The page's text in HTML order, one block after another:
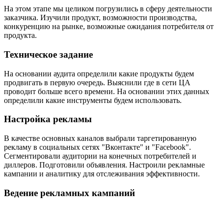
На этом этапе мы целиком погрузились в сферу деятельности
заказчика. Изучили продукт, возможности производства,
конкуренцию на рынке, возможные ожидания потребителя от
продукта.
Техническое задание
На основании аудита определили какие продукты будем
продвигать в первую очередь. Выяснили где в сети ЦА
проводит больше всего времени. На основании этих данных
определили какие инструменты будем использовать.
Настройка рекламы
В качестве основных каналов выбрали таргетированную
рекламу в социальных сетях "Вконтакте" и "Facebook".
Сегментировали аудитории на конечных потребителей и
диллеров. Подготовили объявления. Настроили рекламные
кампании и аналитику для отслеживания эффективности.
Ведение рекламных кампаний